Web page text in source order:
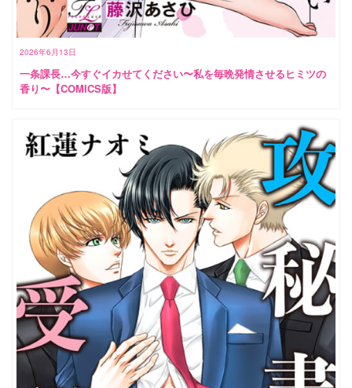
2026年6月13日
一条課長…今すぐイカせてください〜私を毎晩発情させるヒミツの
香り〜【COMICS版】